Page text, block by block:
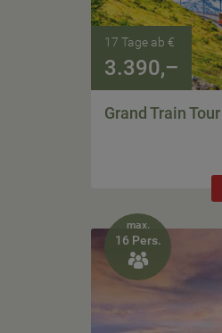
17 Tage ab €
3.390,–
Grand Train
max.
16 Pers.
